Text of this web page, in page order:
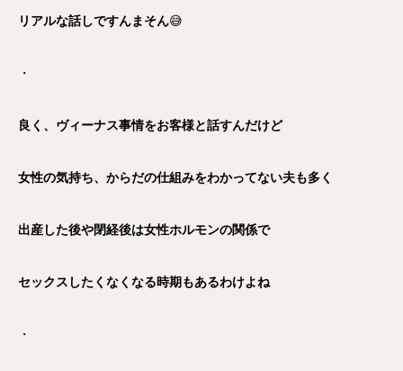
リアルな話しですんまそん😅
・
良く、ヴィーナス事情をお客様と話すんだけど
女性の気持ち、からだの仕組みをわかってない夫も多く
出産した後や閉経後は女性ホルモンの関係で
セックスしたくなくなる時期もあるわけよね
・